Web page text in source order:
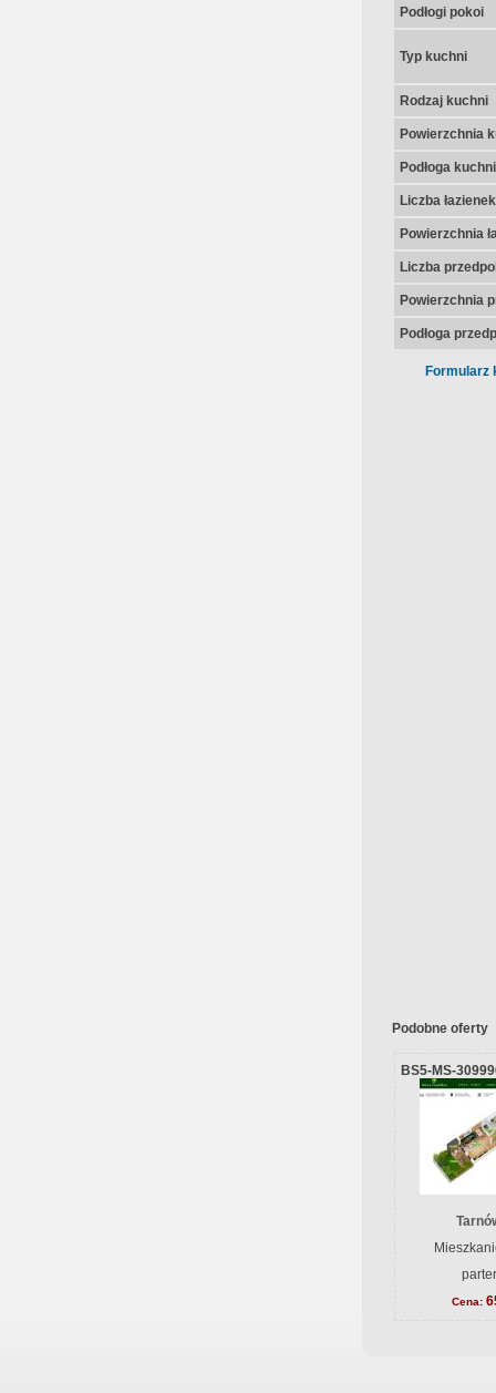
Podłogi pokoi
Typ kuchni
Rodzaj kuchni
Powierzchnia
Podłoga kuchni
Liczba łazienek
Powierzchnia
Liczba
Powierzchnia
Podłoga
Formularz
Podobne oferty
BS5-MS-
Cena: